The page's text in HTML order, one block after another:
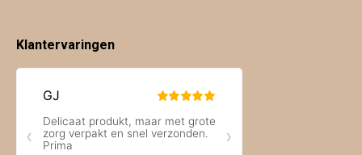
Klantervaringen